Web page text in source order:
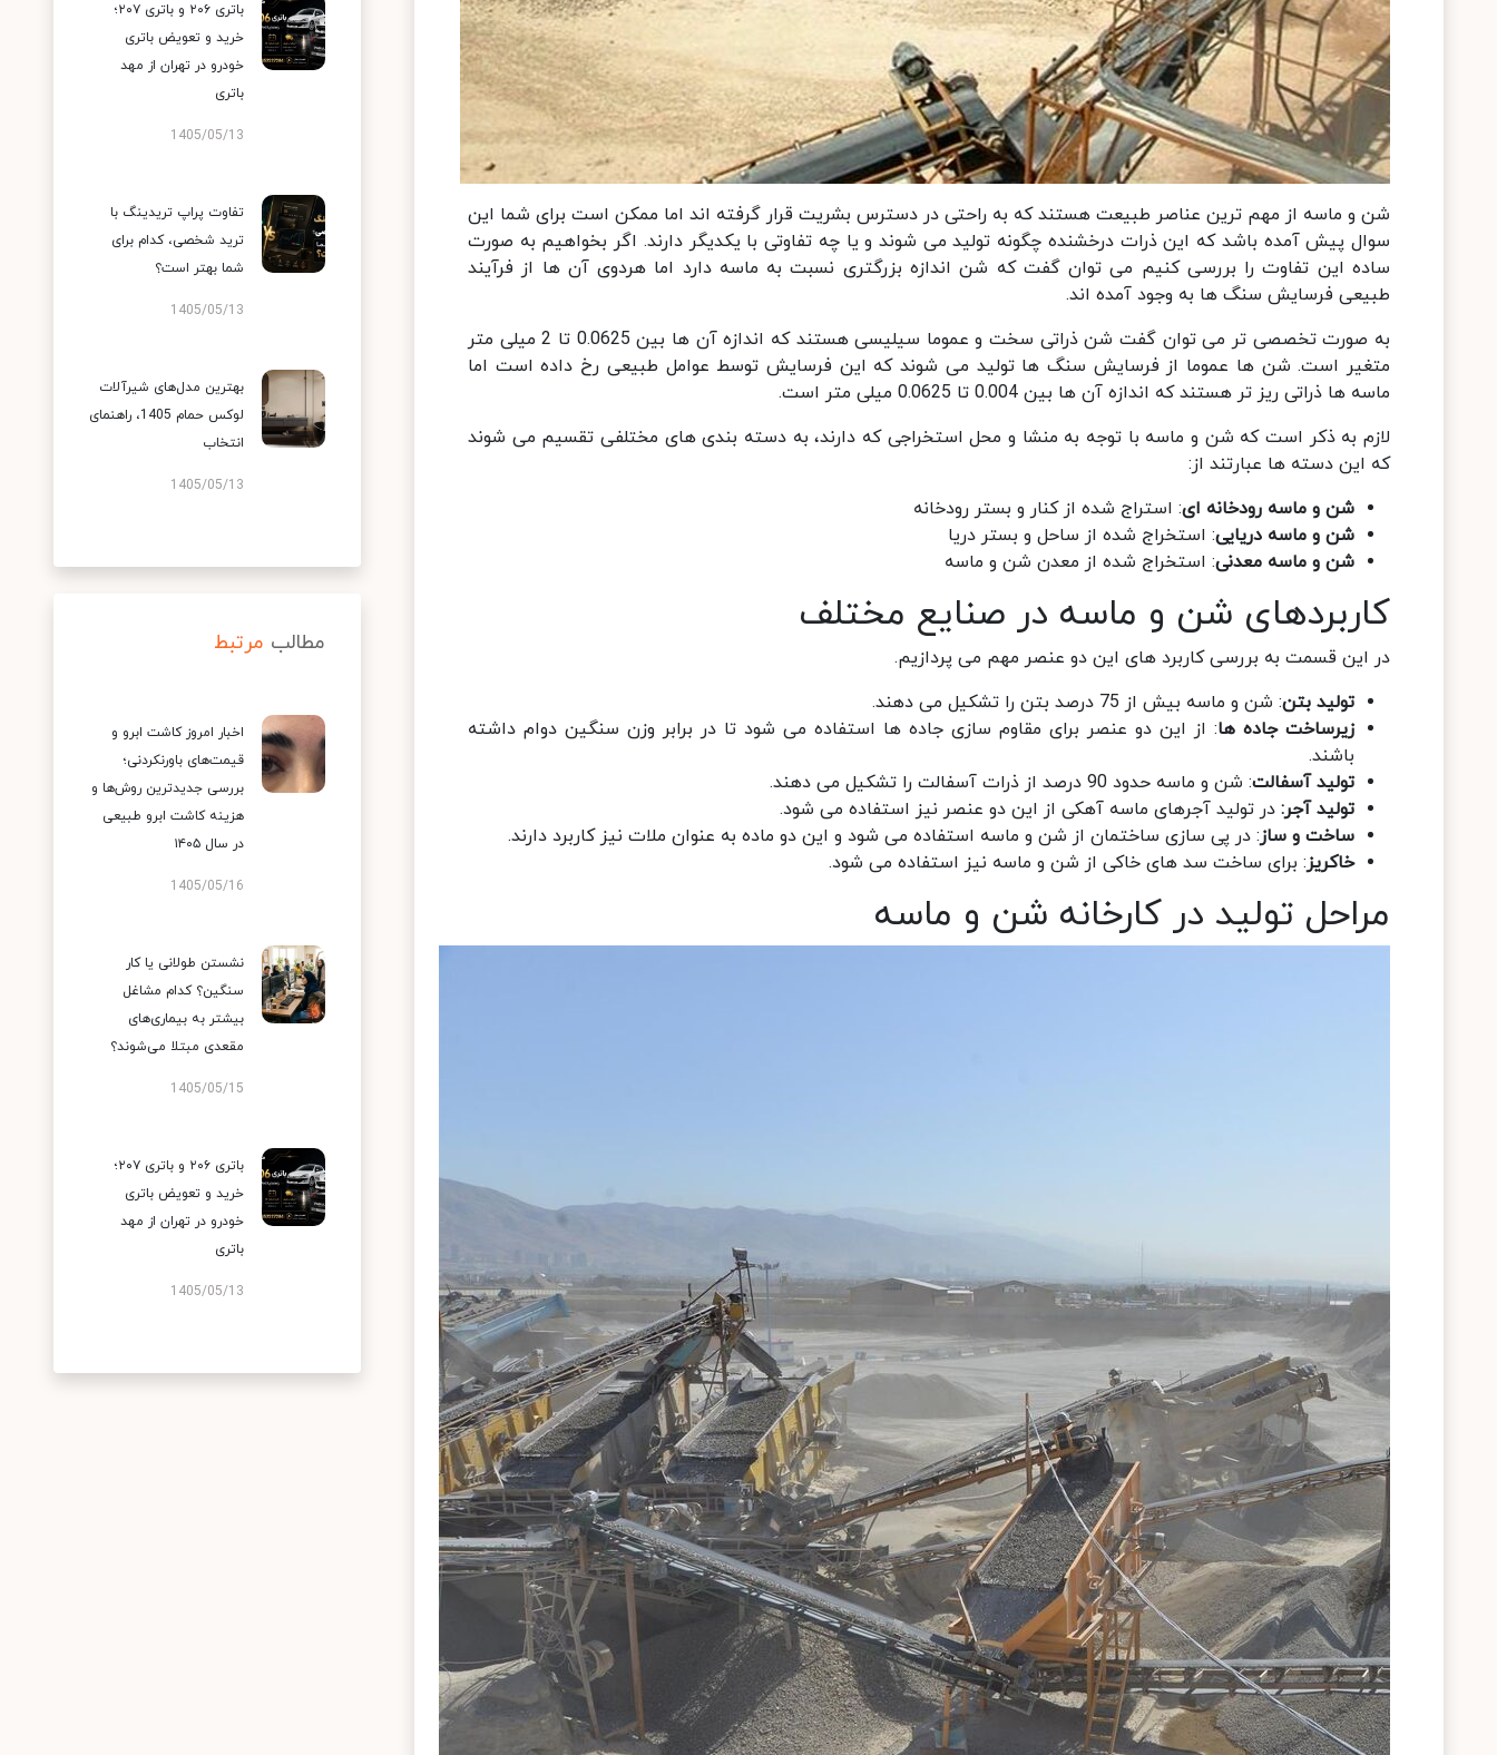
شن و ماسه از مهم ترین عناصر طبیعت هستند که به راحتی در دسترس بشریت قرار گرفته اند اما ممکن است برای شما این
سوال پیش آمده باشد که این ذرات درخشنده چگونه تولید می شوند و یا چه تفاوتی با یکدیگر دارند. اگر بخواهیم به صورت
ساده این تفاوت را بررسی کنیم می توان گفت که شن اندازه بزرگتری نسبت به ماسه دارد اما هردوی آن ها از فرآیند
طبیعی فرسایش سنگ ها به وجود آمده اند.
به صورت تخصصی تر می توان گفت شن ذراتی سخت و عموما سیلیسی هستند که اندازه آن ها بین 0.0625 تا 2 میلی متر
متغیر است. شن ها عموما از فرسایش سنگ ها تولید می شوند که این فرسایش توسط عوامل طبیعی رخ داده است اما
ماسه ها ذراتی ریز تر هستند که اندازه آن ها بین 0.004 تا 0.0625 میلی متر است.
لازم به ذکر است که شن و ماسه با توجه به منشا و محل استخراجی که دارند، به دسته بندی های مختلفی تقسیم می شوند
که این دسته ها عبارتند از:
شن و ماسه رودخانه ای: استراج شده از کنار و بستر رودخانه
شن و ماسه دریایی: استخراج شده از ساحل و بستر دریا
شن و ماسه معدنی: استخراج شده از معدن شن و ماسه
کاربردهای شن و ماسه در صنایع مختلف
در این قسمت به بررسی کاربرد های این دو عنصر مهم می پردازیم.
تولید بتن: شن و ماسه بیش از 75 درصد بتن را تشکیل می دهند.
زیرساخت جاده ها: از این دو عنصر برای مقاوم سازی جاده ها استفاده می شود تا در برابر وزن سنگین دوام داشته
باشند.
تولید آسفالت: شن و ماسه حدود 90 درصد از ذرات آسفالت را تشکیل می دهند.
تولید آجر: در تولید آجرهای ماسه آهکی از این دو عنصر نیز استفاده می شود.
ساخت و ساز: در پی سازی ساختمان از شن و ماسه استفاده می شود و این دو ماده به عنوان ملات نیز کاربرد دارند.
خاکریز: برای ساخت سد های خاکی از شن و ماسه نیز استفاده می شود.
مراحل تولید در کارخانه شن و ماسه
باتری ۲۰۶ و باتری ۲۰۷؛
خرید و تعویض باتری
خودرو در تهران از مهد
باتری
1405/05/13
تفاوت پراپ تریدینگ با
ترید شخصی، کدام برای
شما بهتر است؟
1405/05/13
بهترین مدل‌های شیرآلات
لوکس حمام 1405، راهنمای
انتخاب
1405/05/13
مطالب مرتبط
اخبار امروز کاشت ابرو و
قیمت‌های باورنکردنی؛
بررسی جدیدترین روش‌ها و
هزینه کاشت ابرو طبیعی
در سال ۱۴۰۵
1405/05/16
نشستن طولانی یا کار
سنگین؟ کدام مشاغل
بیشتر به بیماری‌های
مقعدی مبتلا می‌شوند؟
1405/05/15
باتری ۲۰۶ و باتری ۲۰۷؛
خرید و تعویض باتری
خودرو در تهران از مهد
باتری
1405/05/13